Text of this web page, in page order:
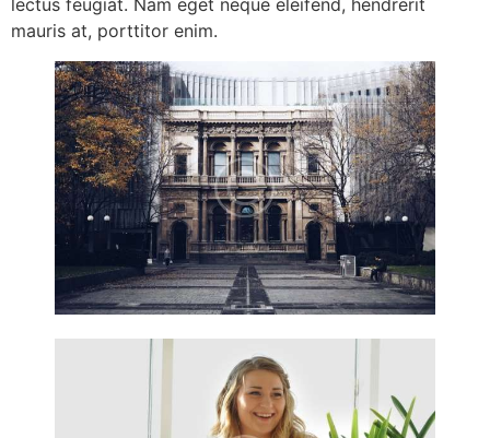
mauris at, porttitor enim.